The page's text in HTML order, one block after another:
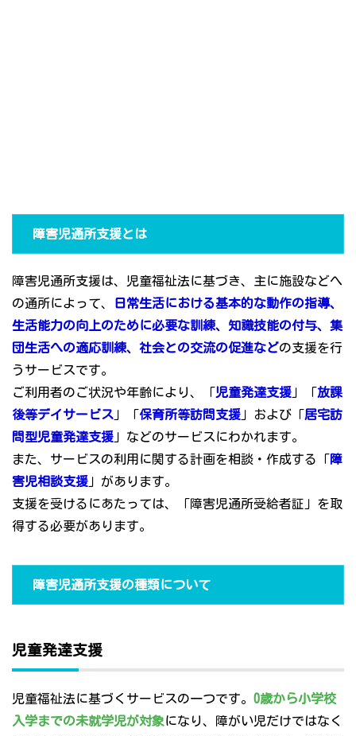
障害児通所支援とは
障害児通所支援は、児童福祉法に基づき、主に施設などへ
の通所によって、
日常生活における基本的な動作の指導、
生活能力の向上のために必要な訓練、知識技能の付与、集
団生活への適応訓練、社会との交流の促進などの支援を行
うサービスです。
ご利用者のご状況や年齢により、「児童発達支援 」「放課
後等デイサービス 」「保育所等訪問支援 」および「居宅訪
問型児童発達支援 」などのサービスにわかれます。
また、サービスの利用に関する計画を相談・作成する「障
害児相談支援 」があります。
支援を受けるにあたっては、「障害児通所受給者証」を取
得する必要があります。
障害児通所支援の種類について
児童発達支援
児童福祉法に基づくサービスの一つです。 0歳から小学校
入学までの未就学児が対象になり、障がい児だけではなく